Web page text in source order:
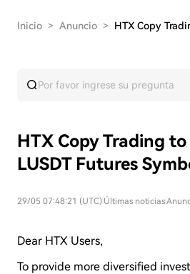
Inicio > Anuncio >
HTX Copy Trading
LUSDT Futures
29/05 07:48:21 (UTC) Últimas noticias
Dear HTX Users,
To provide more diversified